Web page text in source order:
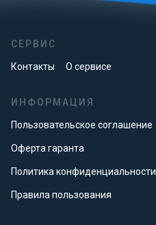
СЕРВИС
Контакты О сервисе
ИНФОРМАЦИЯ
Пользовательское соглашение
Оферта гаранта
Политика конфиденциальности
Правила пользования